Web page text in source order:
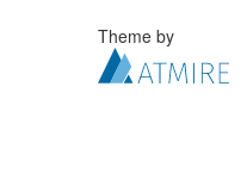
Theme by